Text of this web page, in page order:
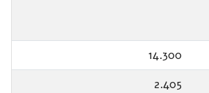
14.300
2.405